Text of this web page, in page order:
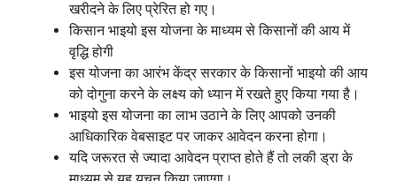
खरीदने के लिए प्रेरित हो गए।
किसान भाइयो इस योजना के माध्यम से किसानों की आय में
वृद्धि होगी
इस योजना का आरंभ केंद्र सरकार के किसानों भाइयो की आय
को दोगुना करने के लक्ष्य को ध्यान में रखते हुए किया गया है।
भाइयो इस योजना का लाभ उठाने के लिए आपको उनकी
आधिकारिक वेबसाइट पर जाकर आवेदन करना होगा।
यदि जरूरत से ज्यादा आवेदन प्राप्त होते हैं तो लकी ड्रा के